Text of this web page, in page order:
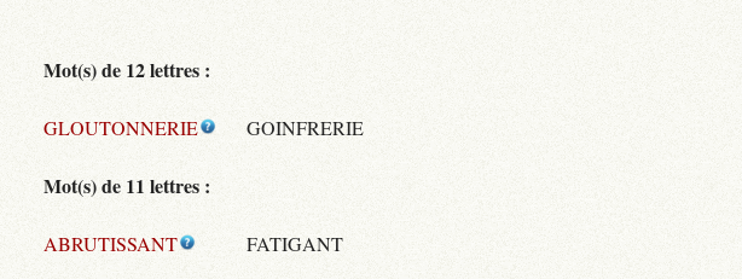
Mot(s) de 12 lettres :
GLOUTONNERIE GOINFRERIE
Mot(s) de 11 lettres :
ABRUTISSANT FATIGANT